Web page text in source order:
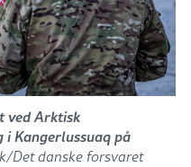
ved Arktisk
Kangerlussuaq på
Det danske forsvaret